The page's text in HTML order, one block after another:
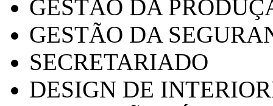
GESTÃO DA
GESTÃO DA
SECRETARIADO
DESIGN DE